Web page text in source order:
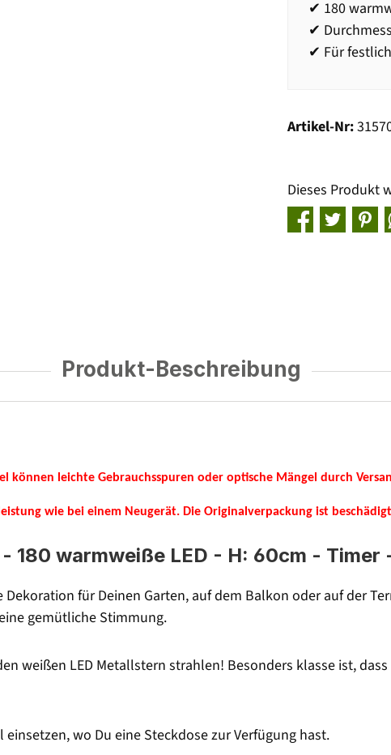
✔ 180
✔
✔ Für
Artikel-Nr:
Dieses Produkt
Produkt-Beschreibung
können leichte Gebrauchsspuren oder optische Mängel durch
wie bei einem Neugerät. Die Originalverpackung ist
180 warmweiße LED - H: 60cm -
für Deinen Garten, auf dem Balkon oder auf der
gemütliche Stimmung.
weißen LED Metallstern strahlen! Besonders klasse ist,
wo Du eine Steckdose zur Verfügung hast.